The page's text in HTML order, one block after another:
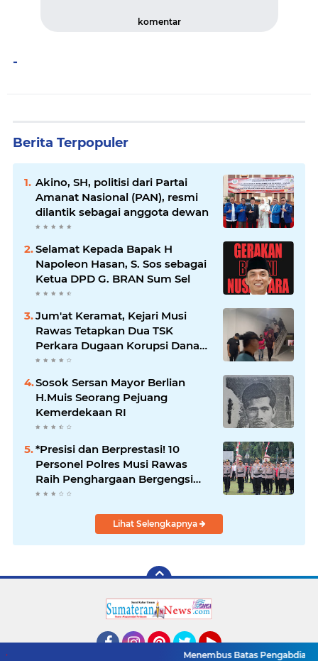
komentar
-
Berita Terpopuler
Akino, SH, politisi dari Partai
Amanat Nasional (PAN), resmi
dilantik sebagai anggota dewan
Selamat Kepada Bapak H
Napoleon Hasan, S. Sos sebagai
Ketua DPD G. BRAN Sum Sel
Jum'at Keramat, Kejari Musi
Rawas Tetapkan Dua TSK
Perkara Dugaan Korupsi Dana
Peremajaan PSR
Sosok Sersan Mayor Berlian
H.Muis Seorang Pejuang
Kemerdekaan RI
*Presisi dan Berprestasi! 10
Personel Polres Musi Rawas
Raih Penghargaan Bergengsi
dari Kapolda Sumsel*
Lihat Selengkapnya
Menembus Batas Pengabdian: